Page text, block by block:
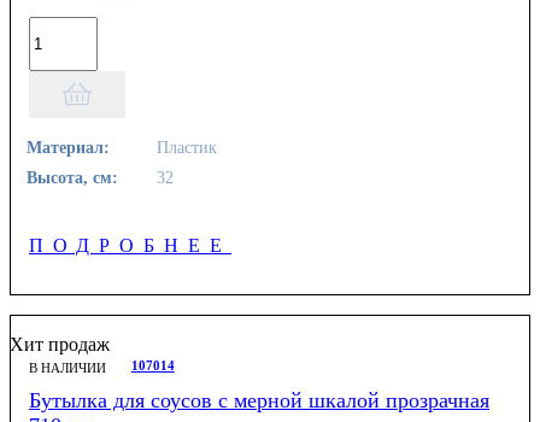
Материал:
Пластик
Высота, см:
32
ПОДРОБНЕЕ
Хит продаж
В НАЛИЧИИ 107014
Бутылка для соусов с мерной шкалой прозрачная